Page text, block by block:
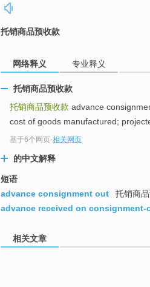
托销商品预收款
网络释义 专业释义
托销商品预收款
托销商品预收款 advance
cost of goods manufactured;
基于6个网页-相关网页
的中文解释
短语
advance consignment out
托销商
advance received on consignment-
相关文章